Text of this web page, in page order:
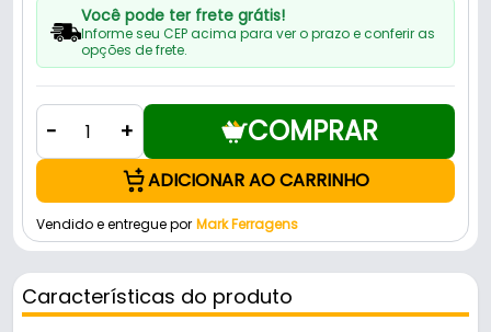
Você pode ter frete grátis!
Informe seu CEP acima para ver o prazo e conferir as
opções de frete.
- + COMPRAR
ADICIONAR AO CARRINHO
Vendido e entregue por Mark Ferragens
Características do produto